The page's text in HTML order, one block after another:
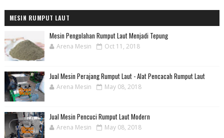
MESIN RUMPUT LAUT
Mesin Pengolahan Rumput Laut Menjadi Tepung
Arena Mesin Oct 11, 2018
Jual Mesin Perajang Rumput Laut - Alat Pencacah Rumput Laut
Arena Mesin May 08, 2018
Jual Mesin Pencuci Rumput Laut Modern
Arena Mesin May 08, 2018